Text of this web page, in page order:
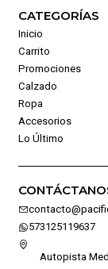
CATEGORÍAS
Inicio
Carrito
Promociones
Calzado
Ropa
Accesorios
Lo Último
573125119637
Autopista